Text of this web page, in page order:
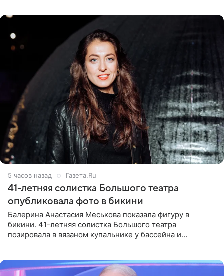
5 часов назад Газета.Ru
41-летняя солистка Большого театра
опубликовала фото в бикини
Балерина Анастасия Меськова показала фигуру в
бикини. 41-летняя солистка Большого театра
позировала в вязаном купальнике у бассейна и